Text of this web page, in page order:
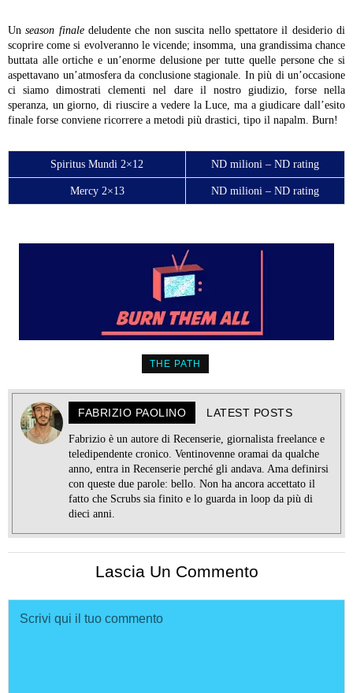
Unseason finaledeludente che non suscita nello spettatore il desiderio di
scoprire come si evolveranno le vicende; insomma, una grandissima chance
buttata alle ortiche e un’enorme delusione per tutte quelle persone che si
aspettavano un’atmosfera da conclusione stagionale. In più di un’occasione
ci siamo dimostrati clementi nel dare il nostro giudizio, forse nella
speranza, un giorno, di riuscire a vedere la Luce, ma a giudicare dall’esito
finale forse conviene ricorrere a metodi più drastici, tipo il napalm. Burn!
Spiritus Mundi 2×12 ND milioni – ND rating
Mercy 2×13 ND milioni – ND rating
THE PATH
FABRIZIO PAOLINO LATEST POSTS
Fabrizio è un autore di Recenserie, giornalista freelance e
teledipendente cronico. Ventinovenne oramai da qualche
anno, entra in Recenserie perché gli andava. Ama definirsi
con queste due parole: bello. Non ha ancora accettato il
fatto che Scrubs sia finito e lo guarda in loop da più di
dieci anni.
Lascia Un Commento